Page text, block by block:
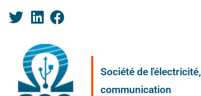
Société de
communication